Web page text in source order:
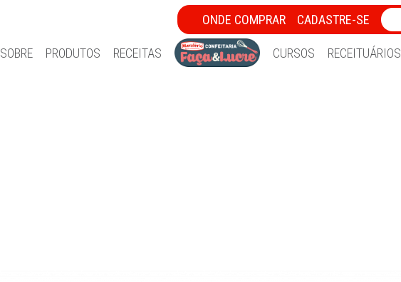
ONDE COMPRAR CADASTRE-SE
SOBRE PRODUTOS RECEITAS CURSOS RECEITUÁRIOS